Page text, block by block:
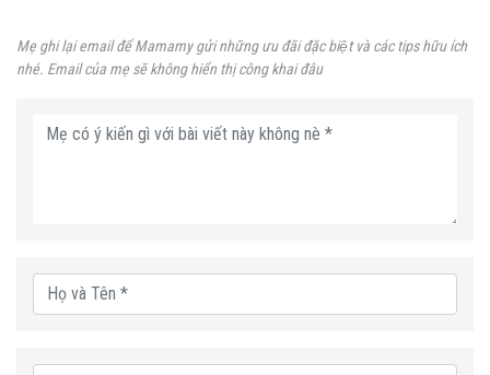
Mẹ ghi lại email để Mamamy gửi những ưu đãi đặc biệt và các tips hữu ích
nhé. Email của mẹ sẽ không hiển thị công khai đâu